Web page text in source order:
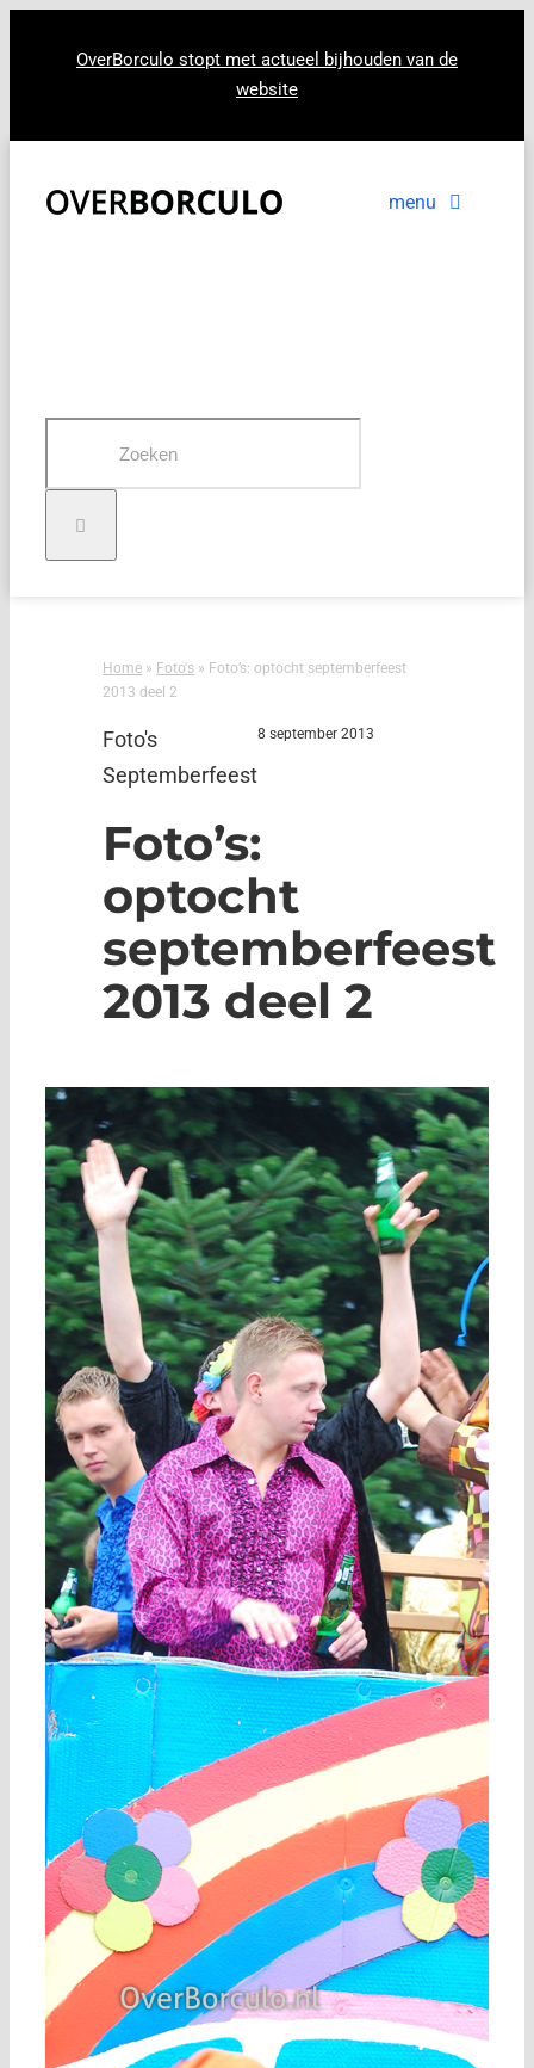
OverBorculo stopt met actueel bijhouden van de
website
menu
Home » Foto's » Foto’s: optocht septemberfeest
2013 deel 2
Foto's
Septemberfeest
8 september 2013
Foto’s:
optocht
septemberfeest
2013 deel 2